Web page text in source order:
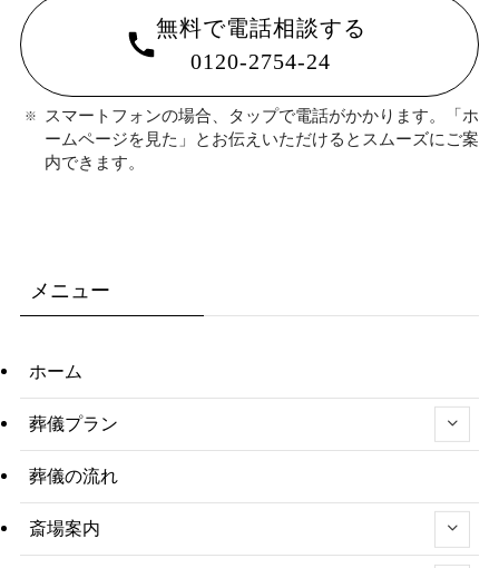
無料で電話相談する
0120-2754-24
スマートフォンの場合、タップで電話がかかります。「ホ
ームページを見た」とお伝えいただけるとスムーズにご案
内できます。
メニュー
ホーム
葬儀プラン
葬儀の流れ
斎場案内